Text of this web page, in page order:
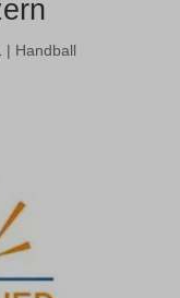
| Handball